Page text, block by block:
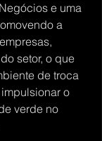
e uma
a
setor, o que
de troca
o
verde no